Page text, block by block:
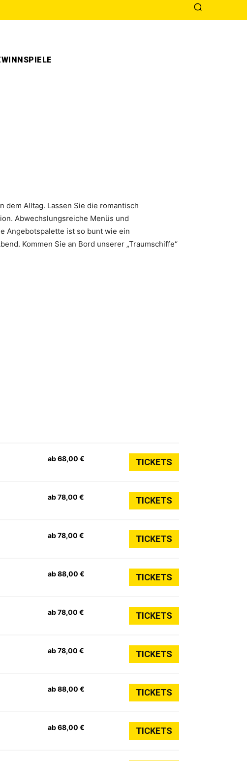
dem Alltag. Lassen Sie die romantisch
Abwechslungsreiche Menüs und
Angebotspalette ist so bunt wie ein
Kommen Sie an Bord unserer „Traumschiffe“
ab 68,00 € TICKETS
ab 78,00 € TICKETS
ab 78,00 € TICKETS
ab 88,00 € TICKETS
ab 78,00 € TICKETS
ab 78,00 € TICKETS
ab 88,00 € TICKETS
ab 68,00 € TICKETS